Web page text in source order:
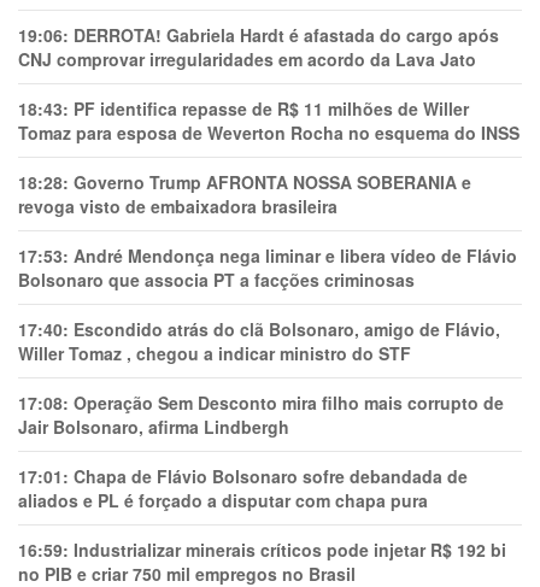
19:06: DERROTA! Gabriela Hardt é afastada do cargo após
CNJ comprovar irregularidades em acordo da Lava Jato
18:43: PF identifica repasse de R$ 11 milhões de Willer
Tomaz para esposa de Weverton Rocha no esquema do INSS
18:28: Governo Trump AFRONTA NOSSA SOBERANIA e
revoga visto de embaixadora brasileira
17:53: André Mendonça nega liminar e libera vídeo de Flávio
Bolsonaro que associa PT a facções criminosas
17:40: Escondido atrás do clã Bolsonaro, amigo de Flávio,
Willer Tomaz , chegou a indicar ministro do STF
17:08: Operação Sem Desconto mira filho mais corrupto de
Jair Bolsonaro, afirma Lindbergh
17:01: Chapa de Flávio Bolsonaro sofre debandada de
aliados e PL é forçado a disputar com chapa pura
16:59: Industrializar minerais críticos pode injetar R$ 192 bi
no PIB e criar 750 mil empregos no Brasil